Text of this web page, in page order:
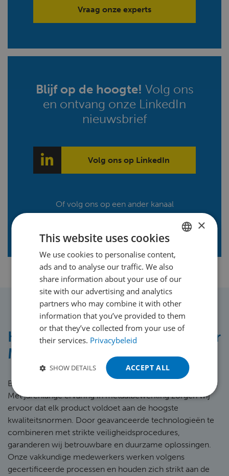
Vraag onze experts
Blijf op de hoogte! Volg ons
en ontvang onze LinkedIn
nieuwsbrief
Volg ons op LinkedIn
Of volg ons op een ander kanaal
Kwaliteit en veiligheid bij Meijer
Metal
Bij Meijer Metal staan kwaliteit en veiligheid altijd voorop.
Met jarenlange ervaring in metaalbewerking zorgen wij
ervoor dat elk product voldoet aan de hoogste
kwaliteitsnormen. Door geavanceerde technologieën te
combineren met strikte veiligheidsprocedures,
garanderen wij betrouwbare en duurzame oplossingen.
Onze vakkundige medewerkers werken volgens
gecertificeerde processen en houden zich strikt aan de
DUTCH
ENGLISH
FRENCH
GERMAN
SPANISH
×
This website uses cookies
We use cookies to personalise content,
ads and to analyse our traffic. We also
share information about your use of our
site with our advertising and analytics
partners who may combine it with other
information that you’ve provided to them
or that they’ve collected from your use of
their services. Privacybeleid
ACCEPT ALL
SHOW DETAILS